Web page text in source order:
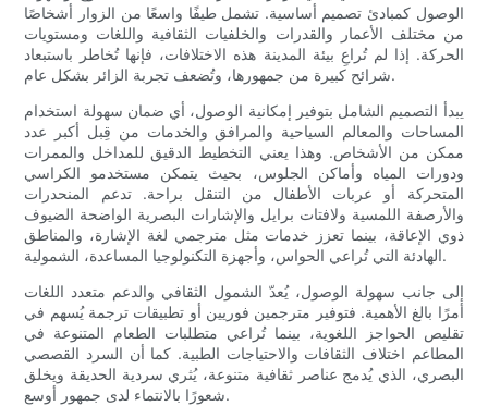
الوصول كمبادئ تصميم أساسية. تشمل طيفًا واسعًا من الزوار أشخاصًا
من مختلف الأعمار والقدرات والخلفيات الثقافية واللغات ومستويات
الحركة. إذا لم تُراعِ بيئة المدينة هذه الاختلافات، فإنها تُخاطر باستبعاد
شرائح كبيرة من جمهورها، وتُضعف تجربة الزائر بشكل عام.
يبدأ التصميم الشامل بتوفير إمكانية الوصول، أي ضمان سهولة استخدام
المساحات والمعالم السياحية والمرافق والخدمات من قِبل أكبر عدد
ممكن من الأشخاص. وهذا يعني التخطيط الدقيق للمداخل والممرات
ودورات المياه وأماكن الجلوس، بحيث يتمكن مستخدمو الكراسي
المتحركة أو عربات الأطفال من التنقل براحة. تدعم المنحدرات
والأرصفة اللمسية ولافتات برايل والإشارات البصرية الواضحة الضيوف
ذوي الإعاقة، بينما تعزز خدمات مثل مترجمي لغة الإشارة، والمناطق
الهادئة التي تُراعي الحواس، وأجهزة التكنولوجيا المساعدة، الشمولية.
إلى جانب سهولة الوصول، يُعدّ الشمول الثقافي والدعم متعدد اللغات
أمرًا بالغ الأهمية. فتوفير مترجمين فوريين أو تطبيقات ترجمة يُسهم في
تقليص الحواجز اللغوية، بينما تُراعي متطلبات الطعام المتنوعة في
المطاعم اختلاف الثقافات والاحتياجات الطبية. كما أن السرد القصصي
البصري، الذي يُدمج عناصر ثقافية متنوعة، يُثري سردية الحديقة ويخلق
شعورًا بالانتماء لدى جمهور أوسع.